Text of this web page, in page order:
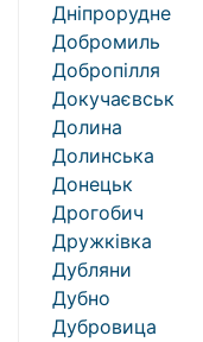
Дніпрорудне
Добромиль
Добропілля
Докучаєвськ
Долина
Долинська
Донецьк
Дрогобич
Дружківка
Дубляни
Дубно
Дубровица